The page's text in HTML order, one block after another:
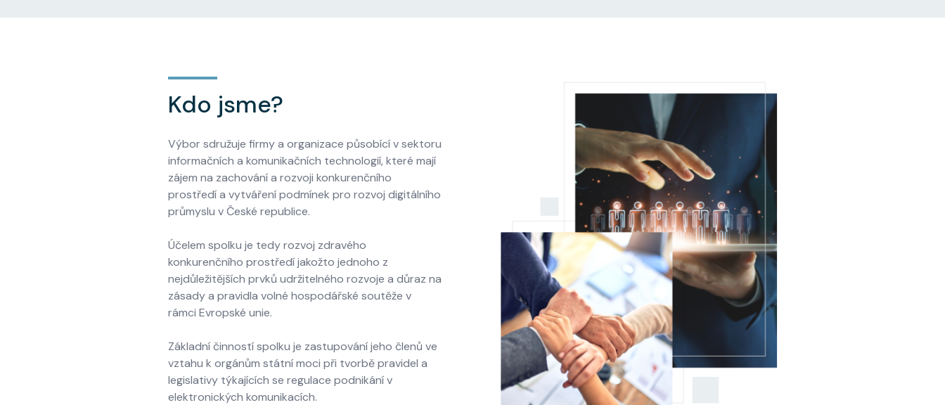
Kdo jsme?
Výbor sdružuje firmy a organizace působící v sektoru
informačních a komunikačních technologií, které mají
zájem na zachování a rozvoji konkurenčního
prostředí a vytváření podmínek pro rozvoj digitálního
průmyslu v České republice.
Účelem spolku je tedy rozvoj zdravého
konkurenčního prostředí jakožto jednoho z
nejdůležitějších prvků udržitelného rozvoje a důraz na
zásady a pravidla volné hospodářské soutěže v
rámci Evropské unie.
Základní činností spolku je zastupování jeho členů ve
vztahu k orgánům státní moci při tvorbě pravidel a
legislativy týkajících se regulace podnikání v
elektronických komunikacích.